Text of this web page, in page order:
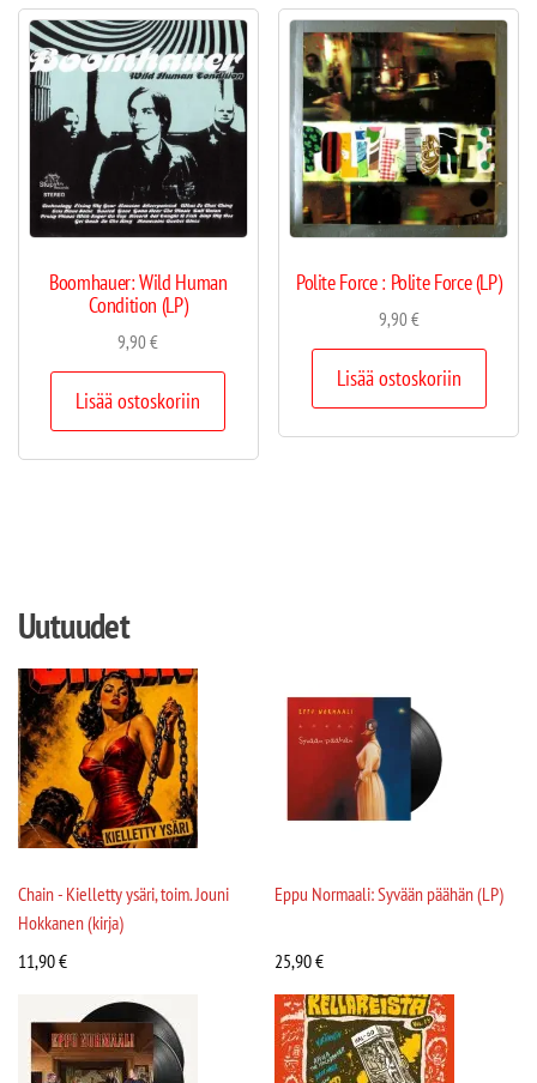
Boomhauer: Wild Human
Condition (LP)
9,90€
Lisää ostoskoriin
Polite Force : Polite Force (LP)
9,90€
Lisää ostoskoriin
Uutuudet
Chain - Kielletty ysäri, toim. Jouni
Hokkanen (kirja)
11,90€
Eppu Normaali: Syvään päähän (LP)
25,90€